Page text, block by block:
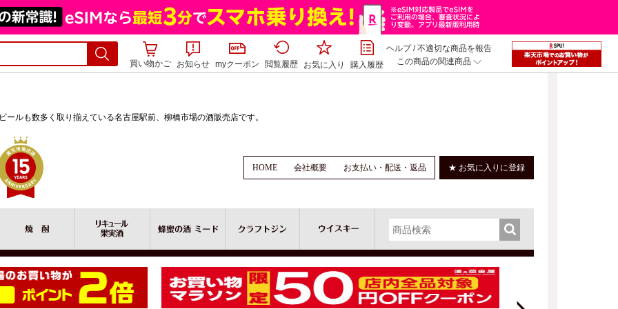
買い物かご お知らせ myクーポン 閲覧履歴 お気に入り 購入履歴
ヘルプ/不適切な商品を報告
この商品の関連商品